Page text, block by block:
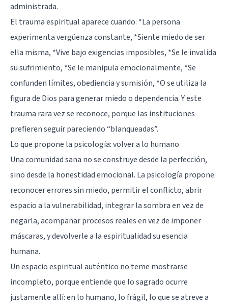
administrada.
El trauma espiritual aparece cuando: *La persona
experimenta vergüenza constante, *Siente miedo de ser
ella misma, *Vive bajo exigencias imposibles, *Se le invalida
su sufrimiento, *Se le manipula emocionalmente, *Se
confunden límites, obediencia y sumisión, *O se utiliza la
figura de Dios para generar miedo o dependencia. Y este
trauma rara vez se reconoce, porque las instituciones
prefieren seguir pareciendo “blanqueadas”.
Lo que propone la psicología: volver a lo humano
Una comunidad sana no se construye desde la perfección,
sino desde la honestidad emocional. La psicología propone:
reconocer errores sin miedo, permitir el conflicto, abrir
espacio a la vulnerabilidad, integrar la sombra en vez de
negarla, acompañar procesos reales en vez de imponer
máscaras, y devolverle a la espiritualidad su esencia
humana.
Un espacio espiritual auténtico no teme mostrarse
incompleto, porque entiende que lo sagrado ocurre
justamente allí: en lo humano, lo frágil, lo que se atreve a